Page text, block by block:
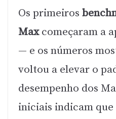
Os primeiros
Maxcomeçaram a
— e os números
voltou a elevar o
desempenho dos
iniciais indicam que